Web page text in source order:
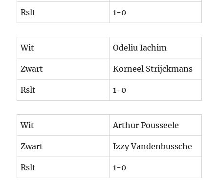
Rslt 1-0
Wit Odeliu Iachim
Zwart Korneel Strijckmans
Rslt 1-0
Wit Arthur Pousseele
Zwart Izzy Vandenbussche
Rslt 1-0